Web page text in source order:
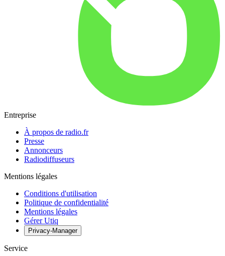
Entreprise
À propos de radio.fr
Presse
Annonceurs
Radiodiffuseurs
Mentions légales
Conditions d'utilisation
Politique de confidentialité
Mentions légales
Gérer Utiq
Privacy-Manager
Service